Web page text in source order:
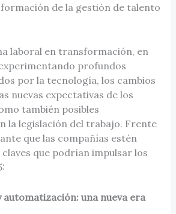
de la gestión de talento
laboral en transformación, en
profundos
por la tecnología, los cambios
nuevas expectativas de los
también posibles
la legislación del trabajo. Frente
que las compañías estén
que podrían impulsar los
automatización: una nueva era